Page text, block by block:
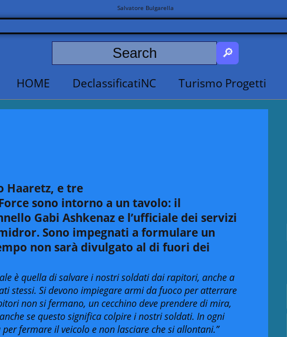
Salvatore Bulgarella
HOME DeclassificatiNC Turismo Progetti
Haaretz, e tre
sono intorno a un tavolo: il
Gabi Ashkenaz e l’ufficiale dei servizi
Sono impegnati a formulare un
non sarà divulgato al di fuori dei
è quella di salvare i nostri soldati dai rapitori, anche a
stessi. Si devono impiegare armi da fuoco per atterrare
non si fermano, un cecchino deve prendere di mira,
se questo significa colpire i nostri soldati. In ogni
fermare il veicolo e non lasciare che si allontani.”